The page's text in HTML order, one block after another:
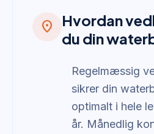
location_on
Hvordan
du din
Regelmæssig
sikrer din
optimalt i hele
år. Månedlig